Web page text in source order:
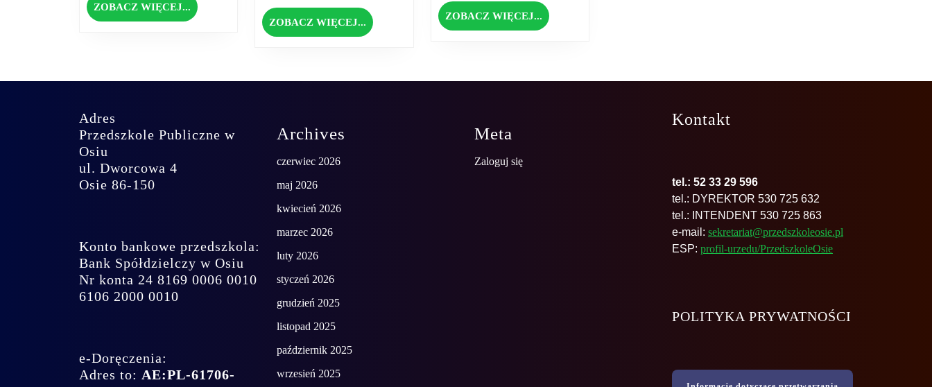
ZOBACZ WIĘCEJ... ZOBACZ
WIĘCEJ...
ZOBACZ WIĘCEJ... ZOBACZ
WIĘCEJ...
ZOBACZ WIĘCEJ... ZOBACZ
WIĘCEJ...
Adres
Przedszkole Publiczne w
Osiu
ul. Dworcowa 4
Osie 86-150
Konto bankowe przedszkola:
Bank Spółdzielczy w Osiu
Nr konta 24 8169 0006 0010
6106 2000 0010
e-Doręczenia:
Adres to: AE:PL-61706-
Archives
czerwiec 2026
maj 2026
kwiecień 2026
marzec 2026
luty 2026
styczeń 2026
grudzień 2025
listopad 2025
październik 2025
wrzesień 2025
Meta
Zaloguj się
Kontakt
tel.: 52 33 29 596
tel.: DYREKTOR 530 725 632
tel.: INTENDENT 530 725 863
e-mail: sekretariat@przedszkoleosie.pl
ESP: profil-urzedu/PrzedszkoleOsie
POLITYKA PRYWATNOŚCI